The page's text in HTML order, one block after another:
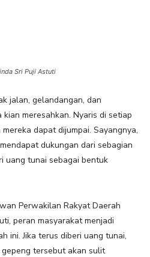
Sri Puji Astuti
jalan, gelandangan, dan
meresahkan. Nyaris di setiap
dapat dijumpai. Sayangnya,
dukungan dari sebagian
uang tunai sebagai bentuk
Perwakilan Rakyat Daerah
peran masyarakat menjadi
ini. Jika terus diberi uang tunai,
tersebut akan sulit